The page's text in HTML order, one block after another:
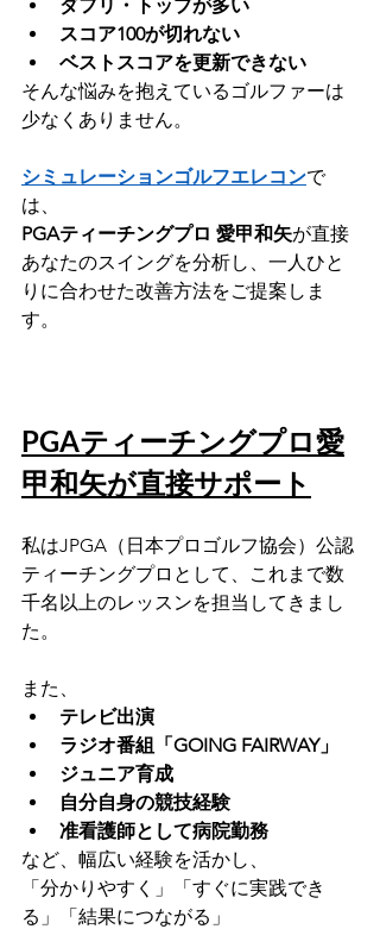
ダフリ・トップが多い
スコア100が切れない
ベストスコアを更新できない
そんな悩みを抱えているゴルファーは
少なくありません。
シミュレーションゴルフエレコンで
は、
PGAティーチングプロ 愛甲和矢が直接
あなたのスイングを分析し、一人ひと
りに合わせた改善方法をご提案しま
す。
PGAティーチングプロ愛
甲和矢が直接サポート
私はJPGA（日本プロゴルフ協会）公認
ティーチングプロとして、これまで数
千名以上のレッスンを担当してきまし
た。
また、
テレビ出演
ラジオ番組「GOING FAIRWAY」
ジュニア育成
自分自身の競技経験
准看護師として病院勤務
など、幅広い経験を活かし、
「分かりやすく」「すぐに実践でき
る」「結果につながる」